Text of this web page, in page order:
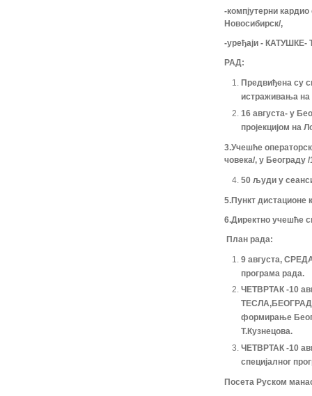
-компјутерни
Новосибирск/,
-уређаји -
РАД:
Предвиђена су
истраживања на
16 августа- у
пројекцијом на
3.Учешће
човека/, у Београду
50 људи у
5.Пункт дистационе
6.Директно учешће
План рада:
9 августа,
програма рада.
ЧЕТВРТАК -10
ТЕСЛА,БЕОГРАД,
формирање
Т.Кузнецова.
ЧЕТВРТАК -10
специјалног
Посета Руском